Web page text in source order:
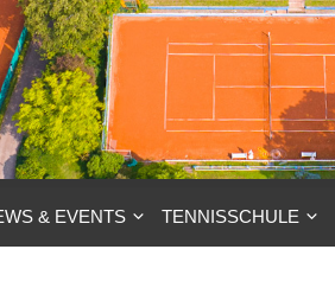
& EVENTS TENNISSCHULE